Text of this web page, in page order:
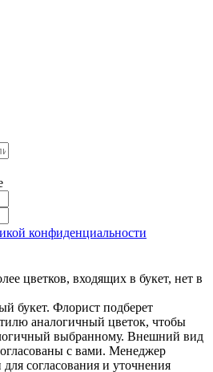
конфиденциальности
цветков, входящих в букет, нет в
букет. Флорист подберет
аналогичный цветок, чтобы
выбранному. Внешний вид
с вами. Менеджер
согласования и уточнения